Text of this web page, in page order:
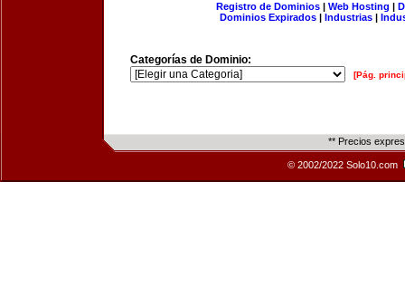
Registro de Dominios| Web Hosting |
Dominios Expirados | Industrias |
Categorías de Dominio:
[Pág.
** Precios
© 2002/2022 Solo10.com